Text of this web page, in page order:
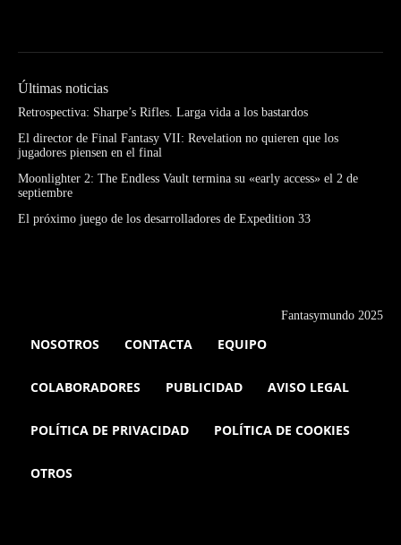
Últimas noticias
Retrospectiva: Sharpe’s Rifles. Larga vida a los bastardos
El director de Final Fantasy VII: Revelation no quieren que los
jugadores piensen en el final
Moonlighter 2: The Endless Vault termina su «early access» el 2 de
septiembre
El próximo juego de los desarrolladores de Expedition 33
Fantasymundo 2025
NOSOTROS CONTACTA EQUIPO
COLABORADORES PUBLICIDAD AVISO LEGAL
POLÍTICA DE PRIVACIDAD POLÍTICA DE COOKIES
OTROS